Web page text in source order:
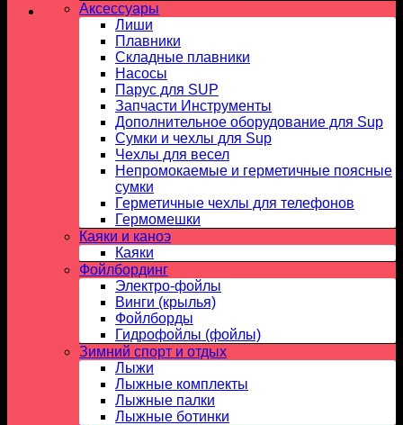
Аксессуары
Лиши
Плавники
Складные плавники
Насосы
Парус для SUP
Запчасти Инструменты
Дополнительное оборудование для Sup
Сумки и чехлы для Sup
Чехлы для весел
Непромокаемые и герметичные поясные
сумки
Герметичные чехлы для телефонов
Гермомешки
Каяки и каноэ
Каяки
Фойлбординг
Электро-фойлы
Винги (крылья)
Фойлборды
Гидрофойлы (фойлы)
Зимний спорт и отдых
Лыжи
Лыжные комплекты
Лыжные палки
Лыжные ботинки